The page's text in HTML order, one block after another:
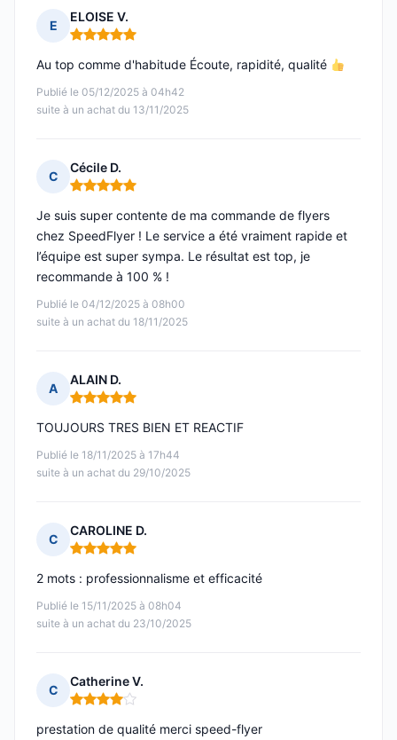
E
ELOISE V.
Note : 5 sur 5
Publié le 05/12/2025 à 04h42
suite à un achat du 13/11/2025
Au top comme d'habitude Écoute, rapidité, qualité
C
Cécile D.
Note : 5 sur 5
Publié le 04/12/2025 à 08h00
suite à un achat du 18/11/2025
Je suis super contente de ma commande de flyers
chez SpeedFlyer ! Le service a été vraiment rapide et
l’équipe est super sympa. Le résultat est top, je
recommande à 100 % !
A
ALAIN D.
Note : 5 sur 5
Publié le 18/11/2025 à 17h44
suite à un achat du 29/10/2025
TOUJOURS TRES BIEN ET REACTIF
C
CAROLINE D.
Note : 5 sur 5
Publié le 15/11/2025 à 08h04
suite à un achat du 23/10/2025
2 mots : professionnalisme et efficacité
C
Catherine V.
Note : 4 sur 5
prestation de qualité merci speed-flyer